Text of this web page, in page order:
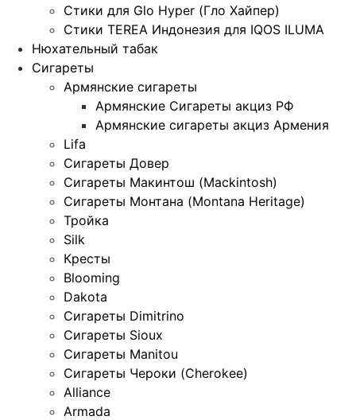
Стики для Glo Hyper (Гло Хайпер)
Стики TEREA Индонезия для IQOS ILUMA
Нюхательный табак
Сигареты
Армянские сигареты
Армянские Сигареты акциз РФ
Армянские сигареты акциз Армения
Lifa
Сигареты Довер
Сигареты Макинтош (Mackintosh)
Сигареты Монтана (Montana Heritage)
Тройка
Silk
Кресты
Blooming
Dakota
Сигареты Dimitrino
Сигареты Sioux
Сигареты Manitou
Сигареты Чероки (Cherokee)
Alliance
Armada